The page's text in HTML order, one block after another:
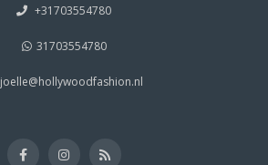
+31703554780
31703554780
joelle@hollywoodfashion.nl